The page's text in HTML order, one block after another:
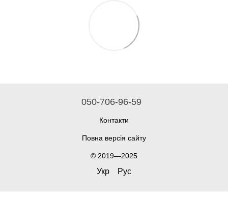
050-706-96-59
Контакти
Повна версія сайту
© 2019—2025
Укр Рус